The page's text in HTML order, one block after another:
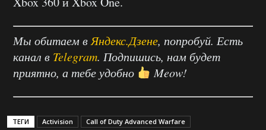
Мы обитаем в Яндекс.Дзене, попробуй. Есть
канал в Telegram. Подпишись, нам будет
приятно, а тебе удобно
Meow!
ТЕГИ Activision
Call of Duty Advanced Warfare